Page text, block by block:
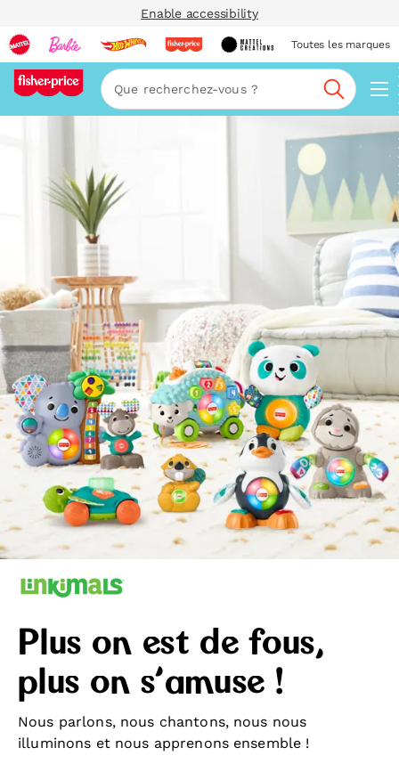
Enable accessibility
Toutes les marques
Plus on est de fous,
plus on s’amuse !
Nous parlons, nous chantons, nous nous
illuminons et nous apprenons ensemble !